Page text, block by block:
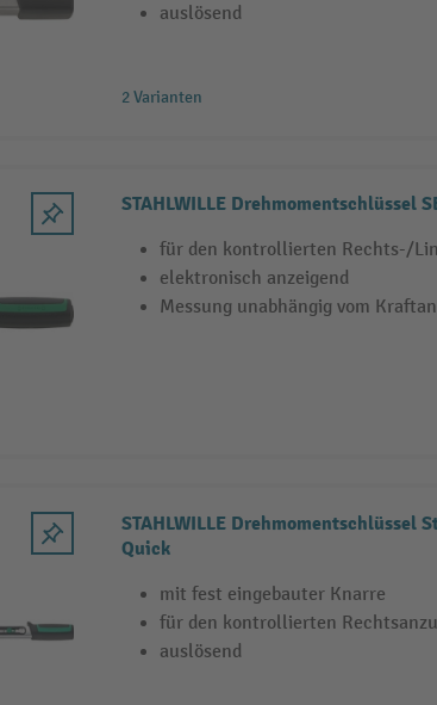
auslösend
2 Varianten
STAHLWILLE Drehmomentschlüssel
für den kontrollierten Rechts-/
elektronisch anzeigend
Messung unabhängig vom
STAHLWILLE Drehmomentschlüssel
Quick
mit fest eingebauter Knarre
für den kontrollierten
auslösend